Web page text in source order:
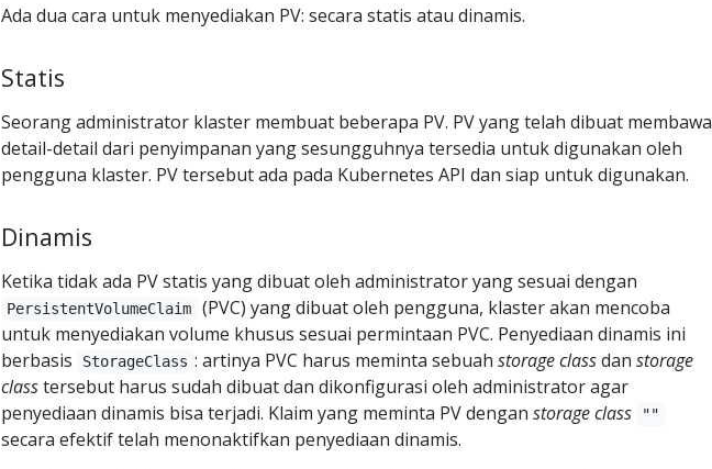
Ada dua cara untuk menyediakan PV: secara statis atau dinamis.
Statis
Seorang administrator klaster membuat beberapa PV. PV yang telah dibuat membawa
detail-detail dari penyimpanan yang sesungguhnya tersedia untuk digunakan oleh
pengguna klaster. PV tersebut ada pada Kubernetes API dan siap untuk digunakan.
Dinamis
Ketika tidak ada PV statis yang dibuat oleh administrator yang sesuai dengan
PersistentVolumeClaim
(PVC) yang dibuat oleh pengguna, klaster akan mencoba
untuk menyediakan volume khusus sesuai permintaan PVC. Penyediaan dinamis ini
berbasis
StorageClass : artinya PVC harus meminta sebuah storage classdan storage
classtersebut harus sudah dibuat dan dikonfigurasi oleh administrator agar
penyediaan dinamis bisa terjadi. Klaim yang meminta PV dengan storage class ""
secara efektif telah menonaktifkan penyediaan dinamis.